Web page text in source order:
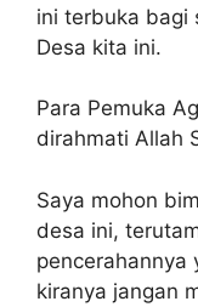
ini terbuka bagi
Desa kita ini.
Para Pemuka
dirahmati Allah
Saya mohon
desa ini,
pencerahannya
kiranya jangan